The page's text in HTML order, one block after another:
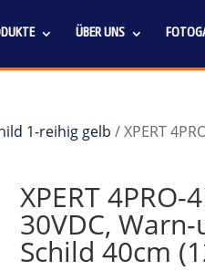
ÜBER UNS
1-reihig gelb / XPERT
XPERT 4PRO-
30VDC,
Schild 40cm